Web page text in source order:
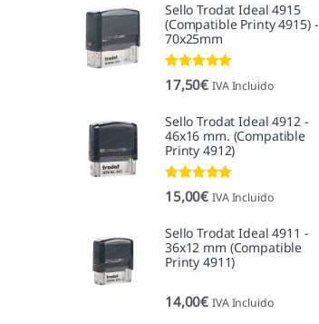
Sello Trodat Ideal 4915
(Compatible Printy 4915) -
70x25mm
Valorado con
5.00de 5
17,50€ IVA Incluido
Sello Trodat Ideal 4912 -
46x16 mm. (Compatible
Printy 4912)
Valorado con
5.00de 5
15,00€ IVA Incluido
Sello Trodat Ideal 4911 -
36x12 mm (Compatible
Printy 4911)
14,00€ IVA Incluido